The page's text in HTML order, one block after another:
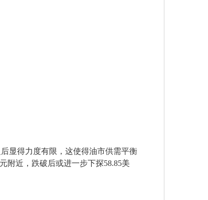
显得力度有限，这使得油市供需平衡
附近，跌破后或进一步下探58.85美